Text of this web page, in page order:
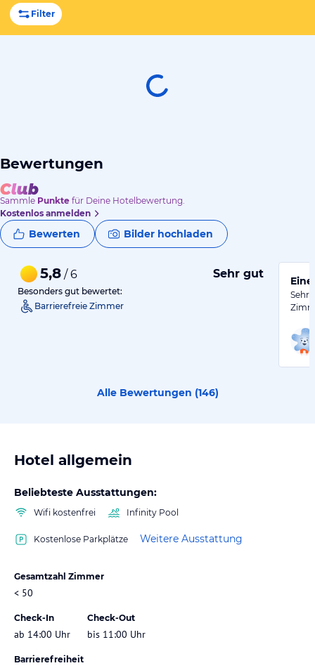
Filter
Bewertungen
Sammle Punkte für Deine Hotelbewertung.
Kostenlos anmelden
Bewerten Bilder hochladen
5,8 / 6 Sehr gut
Besonders gut bewertet:
Barrierefreie Zimmer
Sehr
Alle Bewertungen (146)
Hotel allgemein
Beliebteste Ausstattungen:
Wifi kostenfrei Infinity Pool
Kostenlose Parkplätze Weitere Ausstattung
Gesamtzahl Zimmer
< 50
Check-In
ab 14:00 Uhr
Check-Out
bis 11:00 Uhr
Barrierefreiheit